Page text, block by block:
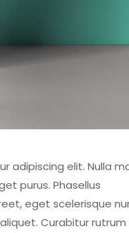
adipiscing elit. Nulla
purus. Phasellus
eget scelerisque
Curabitur rutrum